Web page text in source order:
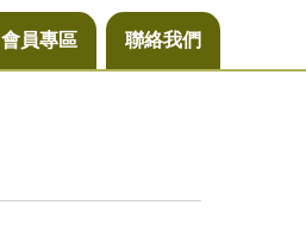
會員專區 聯絡我們